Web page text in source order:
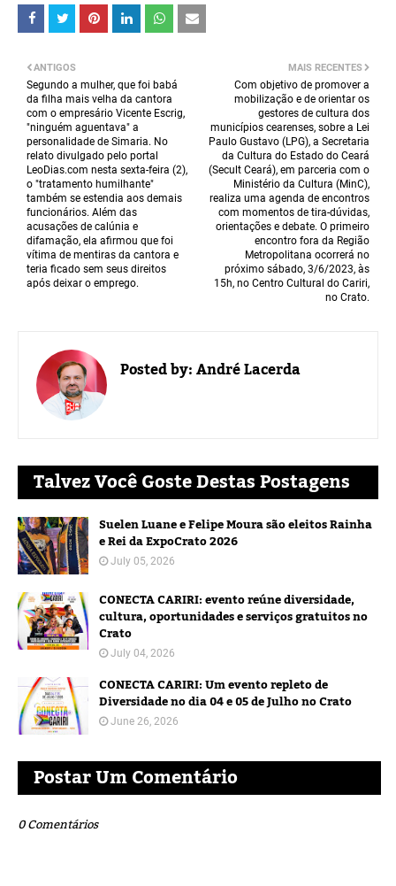
MAIS RECENTES
Com objetivo de promover a
mobilização e de orientar os
gestores de cultura dos
municípios cearenses, sobre a Lei
Paulo Gustavo (LPG), a Secretaria
da Cultura do Estado do Ceará
(Secult Ceará), em parceria com o
Ministério da Cultura (MinC),
realiza uma agenda de encontros
com momentos de tira-dúvidas,
orientações e debate. O primeiro
encontro fora da Região
Metropolitana ocorrerá no
próximo sábado, 3/6/2023, às
15h, no Centro Cultural do Cariri,
no Crato.
ANTIGOS
Segundo a mulher, que foi babá
da filha mais velha da cantora
com o empresário Vicente Escrig,
"ninguém aguentava" a
personalidade de Simaria. No
relato divulgado pelo portal
LeoDias.com nesta sexta-feira (2),
o "tratamento humilhante"
também se estendia aos demais
funcionários. Além das
acusações de calúnia e
difamação, ela afirmou que foi
vítima de mentiras da cantora e
teria ficado sem seus direitos
após deixar o emprego.
Posted by:André Lacerda
Talvez Você Goste Destas Postagens
Suelen Luane e Felipe Moura são eleitos Rainha
e Rei da ExpoCrato 2026
July 05, 2026
CONECTA CARIRI: evento reúne diversidade,
cultura, oportunidades e serviços gratuitos no
Crato
July 04, 2026
CONECTA CARIRI: Um evento repleto de
Diversidade no dia 04 e 05 de Julho no Crato
June 26, 2026
Postar Um Comentário
0 Comentários